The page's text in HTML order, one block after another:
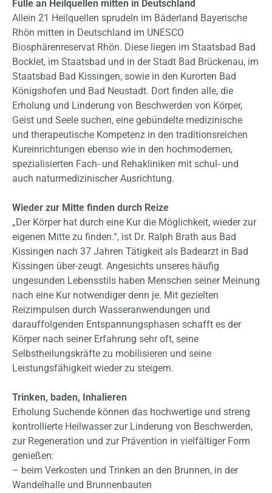
Fülle an Heilquellen mitten in Deutschland
Allein 21 Heilquellen sprudeln im Bäderland Bayerische
Rhön mitten in Deutschland im UNESCO
Biosphärenreservat Rhön. Diese liegen im Staatsbad Bad
Bocklet, im Staatsbad und in der Stadt Bad Brückenau, im
Staatsbad Bad Kissingen, sowie in den Kurorten Bad
Königshofen und Bad Neustadt. Dort finden alle, die
Erholung und Linderung von Beschwerden von Körper,
Geist und Seele suchen, eine gebündelte medizinische
und therapeutische Kompetenz in den traditionsreichen
Kureinrichtungen ebenso wie in den hochmodernen,
spezialisierten Fach- und Rehakliniken mit schul- und
auch naturmedizinischer Ausrichtung.
Wieder zur Mitte finden durch Reize
„Der Körper hat durch eine Kur die Möglichkeit, wieder zur
eigenen Mitte zu finden.“, ist Dr. Ralph Brath aus Bad
Kissingen nach 37 Jahren Tätigkeit als Badearzt in Bad
Kissingen über-zeugt. Angesichts unseres häufig
ungesunden Lebensstils haben Menschen seiner Meinung
nach eine Kur notwendiger denn je. Mit gezielten
Reizimpulsen durch Wasseranwendungen und
darauffolgenden Entspannungsphasen schafft es der
Körper nach seiner Erfahrung sehr oft, seine
Selbstheilungskräfte zu mobilisieren und seine
Leistungsfähigkeit wieder zu steigern.
Trinken, baden, Inhalieren
Erholung Suchende können das hochwertige und streng
kontrollierte Heilwasser zur Linderung von Beschwerden,
zur Regeneration und zur Prävention in vielfältiger Form
genießen:
– beim Verkosten und Trinken an den Brunnen, in der
Wandelhalle und Brunnenbauten